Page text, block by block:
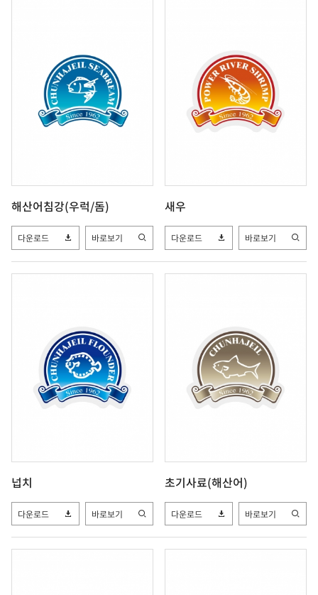
해산어침강(우럭/돔)
다운로드 바로보기
새우
다운로드 바로보기
넙치
다운로드 바로보기
초기사료(해산어)
다운로드 바로보기